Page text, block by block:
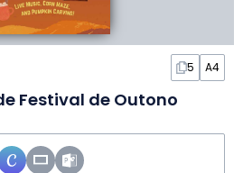
5 A4
Festival de Outono